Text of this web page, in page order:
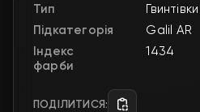
Тип
Гвинтівки
Підкатегорія
Galil AR
Індекс
фарби
1434
ПОДІЛИТИСЯ: